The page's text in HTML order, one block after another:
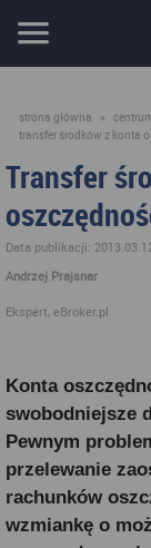
strona główna »
transfer środków z konta
Transfer
Data publikacji:
Andrzej Prajsnar
Ekspert, eBroker.pl
Konta
swobodniejsze
Pewnym
przelewanie
rachunków
wzmiankę o